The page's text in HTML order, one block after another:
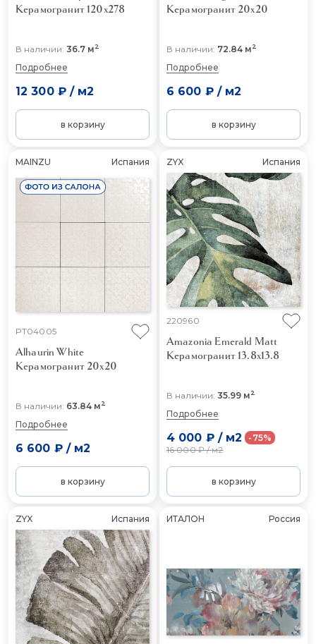
Керамогранит 120x278
В наличии: 36.7 м2
Подробнее
12 300 ₽/ м2
в корзину
Керамогранит 20x20
В наличии: 72.84 м2
Подробнее
6 600 ₽/ м2
в корзину
MAINZU Испания
PT04005
Alhaurin White
Керамогранит 20x20
В наличии: 63.84 м2
Подробнее
6 600 ₽/ м2
в корзину
ZYX Испания
220960
Amazonia Emerald Matt
Керамогранит 13.8x13.8
В наличии: 35.99 м2
Подробнее
4 000 ₽/ м2
16 000 ₽/м2
-75%
в корзину
ZYX Испания ИТАЛОН Россия